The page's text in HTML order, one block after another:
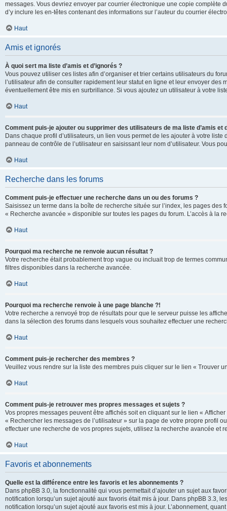
messages. Vous devriez envoyer par courrier électronique une copie complète
d’y inclure les en-têtes contenant des informations sur l’auteur du courrier
Haut
Amis et ignorés
À quoi sert ma liste d’amis et d’ignorés ?
Vous pouvez utiliser ces listes afin d’organiser et trier certains utilisateurs du
l’utilisateur afin de consulter rapidement leur statut en ligne et leur envoyer
éventuellement être mis en surbrillance. Si vous ajoutez un utilisateur à votre
Haut
Comment puis-je ajouter ou supprimer des utilisateurs de ma liste d’amis et
Dans chaque profil d’utilisateurs, un lien vous permet de les ajouter à votre
panneau de contrôle de l’utilisateur en saisissant leur nom d’utilisateur. Vous
Haut
Recherche dans les forums
Comment puis-je effectuer une recherche dans un ou des forums ?
Saisissez un terme dans la boîte de recherche située sur l’index, les pages
« Recherche avancée » disponible sur toutes les pages du forum. L’accès à la
Haut
Pourquoi ma recherche ne renvoie aucun résultat ?
Votre recherche était probablement trop vague ou incluait trop de termes
filtres disponibles dans la recherche avancée.
Haut
Pourquoi ma recherche renvoie à une page blanche ?!
Votre recherche a renvoyé trop de résultats pour que le serveur puisse les
dans la sélection des forums dans lesquels vous souhaitez effectuer une
Haut
Comment puis-je rechercher des membres ?
Veuillez vous rendre sur la liste des membres puis cliquer sur le lien « Trouver
Haut
Comment puis-je retrouver mes propres messages et sujets ?
Vos propres messages peuvent être affichés soit en cliquant sur le lien «
« Rechercher les messages de l’utilisateur » sur la page de votre propre profil
effectuer une recherche de vos propres sujets, utilisez la recherche avancée
Haut
Favoris et abonnements
Quelle est la différence entre les favoris et les abonnements ?
Dans phpBB 3.0, la fonctionnalité qui vous permettait d’ajouter un sujet aux
notification lorsqu’un sujet ajouté aux favoris était mis à jour. Dans phpBB 3.3,
notification lorsqu’un sujet ajouté aux favoris est mis à jour. L’abonnement,